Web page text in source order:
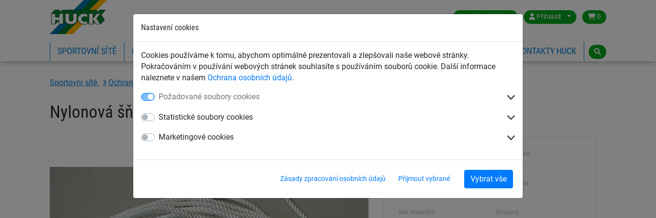
Nastavení cookies
Cookies používáme k tomu, abychom optimálně prezentovali a zlepšovali naše webové stránky.
Pokračováním v používání webových stránek souhlasíte s používáním souborů cookie. Další informace
naleznete v našem Ochrana osobních údajů.
Požadované soubory cookies
Statistické soubory cookies
Marketingové cookies
Zásady zpracování osobních údajů Přijmout vybrané Vybrat vše
Czech Republic Přihlásit 0
SPORTOVNÍ SÍTĚ OCHRANNÉ SÍTĚ A PLACHTY ZÁCHYTNÉ BEZPEČNOSTNÍ SÍTĚ DĚTSKÁ LANOVÁ HŘIŠTĚ KONTAKTY HUCK
Sportovní sítě Ochranné sítě na míče Lana k ochranným sítím
Nylonová šňůra 5 mm volně
Materiál
Síla materiálu
Výrobek číslo
Dodací doba.
7-21 dní
Shipping